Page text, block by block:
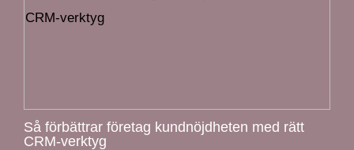
Så förbättrar företag kundnöjdheten med rätt
CRM-verktyg